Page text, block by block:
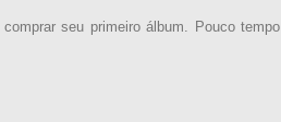
seu primeiro álbum. Pouco tempo